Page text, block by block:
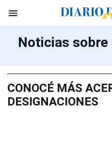
Noticias sobre
CONOCÉ MÁS
DESIGNACIONES